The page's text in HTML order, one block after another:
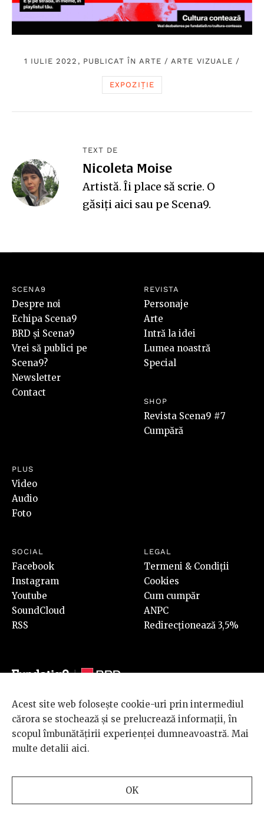
1 IULIE 2022, PUBLICAT ÎNARTE /ARTE VIZUALE /
EXPOZIȚIE
TEXT DE
Nicoleta Moise
Artistă. Îi place să scrie. O
găsiți aici sau pe Scena9.
SCENA9
Despre noi
Echipa Scena9
BRD și Scena9
Vrei să publici pe
Scena9?
Newsletter
Contact
REVISTA
Personaje
Arte
Intră la idei
Lumea noastră
Special
SHOP
Revista Scena9 #7
Cumpără
PLUS
Video
Audio
Foto
SOCIAL
Facebook
Instagram
Youtube
SoundCloud
RSS
LEGAL
Termeni & Condiții
Cookies
Cum cumpăr
ANPC
Redirecționează 3,5%
© 2026 BRD Groupe Société Générale, toate drepturile rezervate.
Scena 9 este un proiect sustinut de
BRD GROUPE SOCIÉTÉ
GÉNÉRALE
Acest site web folosește cookie-uri prin intermediul
cărora se stochează și se prelucrează informații, în
scopul îmbunătățirii experienței dumneavoastră. Mai
multe detalii aici.
OK